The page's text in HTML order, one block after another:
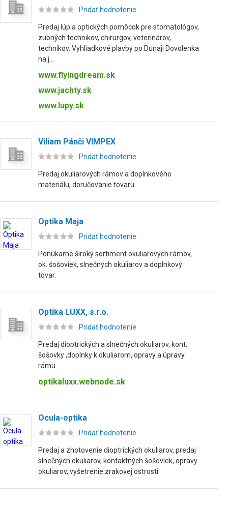
Pridať hodnotenie
Predaj lúp a optických pomôcok pre stomatológov,
zubných technikov, chirurgov, veterinárov,
technikov. Vyhliadkové plavby po Dunaji Dovolenka
na j...
www.flyingdream.sk
www.jachty.sk
www.lupy.sk
Viliam Pánči VIMPEX
Pridať hodnotenie
Predaj okuliarových rámov a doplnkového
materiálu, doručovanie tovaru.
Optika Maja
Pridať hodnotenie
Ponúkame široký sortiment okuliarových rámov,
ok. šošoviek, slnečných okuliarov a doplnkový
tovar.
Optika LUXX, s.r.o.
Pridať hodnotenie
Predaj dioptrických a slnečných okuliarov, kont.
šošovky ,doplnky k okuliarom, opravy a úpravy
rámu
optikaluxx.webnode.sk
Ocula-optika
Pridať hodnotenie
Predaj a zhotovenie dioptrických okuliarov, predaj
slnečných okuliarov, kontaktných šoŝoviek, opravy
okuliarov, vyšetrenie zrakovej ostrosti.